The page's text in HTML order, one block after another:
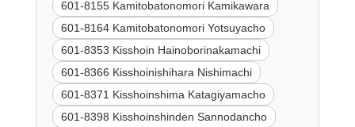
601-8155 Kamitobatonomori Kamikawara
601-8164 Kamitobatonomori Yotsuyacho
601-8353 Kisshoin Hainoborinakamachi
601-8366 Kisshoinishihara Nishimachi
601-8371 Kisshoinshima Katagiyamacho
601-8398 Kisshoinshinden Sannodancho